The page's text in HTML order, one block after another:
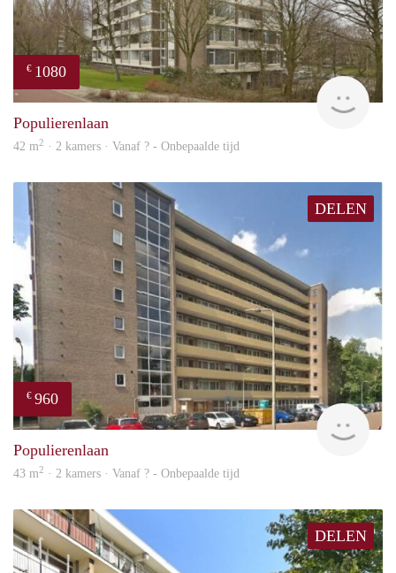
€ 1080
Populierenlaan
42 m2 · 2 kamers · Vanaf ? - Onbepaalde tijd
DELEN
€ 960
Populierenlaan
43 m2 · 2 kamers · Vanaf ? - Onbepaalde tijd
DELEN